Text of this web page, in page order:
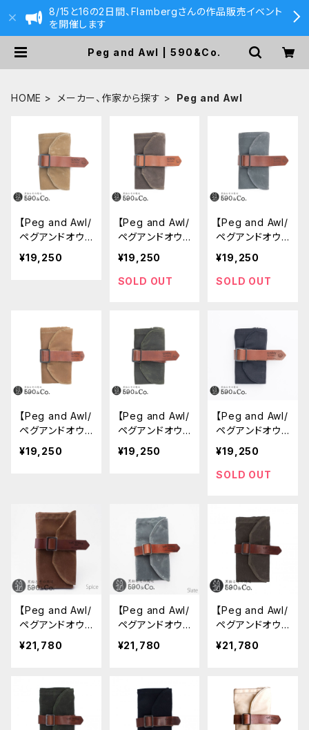
8/15と16の2日間、Flambergさんの作品販売イベント
を開催します
Peg and Awl | 590&Co.
HOME メーカー、作家から探す Peg and Awl
【Peg and Awl/
ペグアンドオウ
ル】The Senda
k Nutshell Arti
¥19,250
【Peg and Awl/
ペグアンドオウ
ル】The Senda
k Nutshell Arti
st Roll (Truffl
¥19,250
SOLD OUT
【Peg and Awl/
ペグアンドオウ
ル】The Senda
k Nutshell Arti
st Roll (Slate)
¥19,250
SOLD OUT
【Peg and Awl/
ペグアンドオウ
ル】The Senda
k Nutshell Arti
¥19,250
【Peg and Awl/
ペグアンドオウ
ル】The Senda
k Nutshell Arti
¥19,250
【Peg and Awl/
ペグアンドオウ
ル】The Senda
k Nutshell Arti
st Roll (Coal)
¥19,250
SOLD OUT
【Peg and Awl/
ペグアンドオウ
ル】The Senda
k Mini Artist R
¥21,780
【Peg and Awl/
ペグアンドオウ
ル】The Senda
k Mini Artist R
¥21,780
【Peg and Awl/
ペグアンドオウ
ル】The Senda
k Mini Artist R
¥21,780